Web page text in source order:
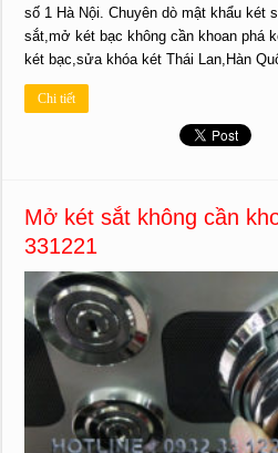
số 1 Hà Nội. Chuyên dò mật khẩu két
sắt,mở két bạc không cần khoan phá
két bạc,sửa khóa két Thái Lan,Hàn
Chi tiết
Mở két sắt không cần
331221